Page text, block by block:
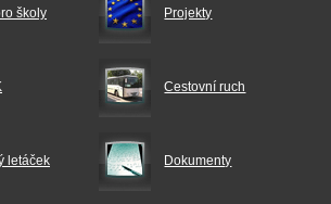
školy Projekty
Cestovní ruch
letáček Dokumenty